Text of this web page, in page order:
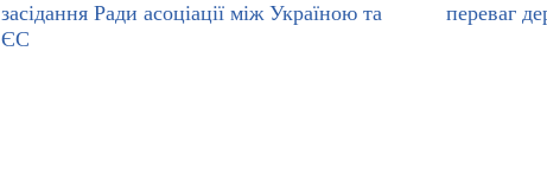
засідання Ради асоціації між Україною та
ЄС
переваг